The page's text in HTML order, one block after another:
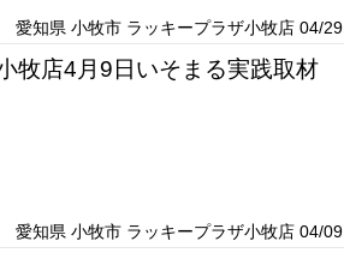
く、あわよくば勝って懐を温めようという
愛知県 小牧市 ラッキープラザ小牧店 04/29
牧店4月9日いそまる実践取材
愛知県 小牧市 ラッキープラザ小牧店 04/09